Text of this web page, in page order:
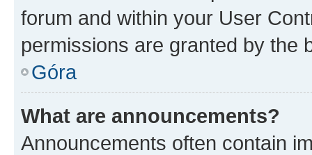
forum and within your User
permissions are granted by the
Góra
What are announcements?
Announcements often contain